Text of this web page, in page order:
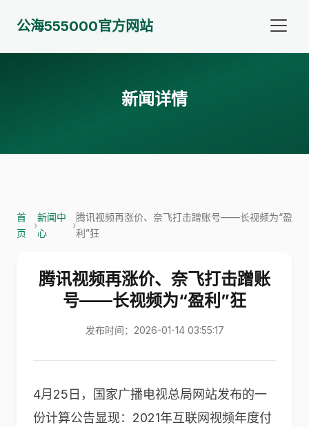
公海555000官方网站
新闻详情
首
页
›
新闻中
心
›
腾讯视频再涨价、奈飞打击蹭账号——长视频为“盈
利”狂
腾讯视频再涨价、奈飞打击蹭账
号——长视频为“盈利”狂
发布时间：2026-01-14 03:55:17
4月25日，国家广播电视总局网站发布的一
份计算公告显现：2021年互联网视频年度付